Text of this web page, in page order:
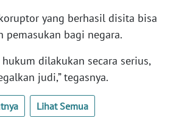
yang berhasil disita bisa
pemasukan bagi negara.
hukum dilakukan secara serius,
judi,” tegasnya.
Lihat Semua